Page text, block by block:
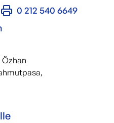
0 212 540 6649
Özhan